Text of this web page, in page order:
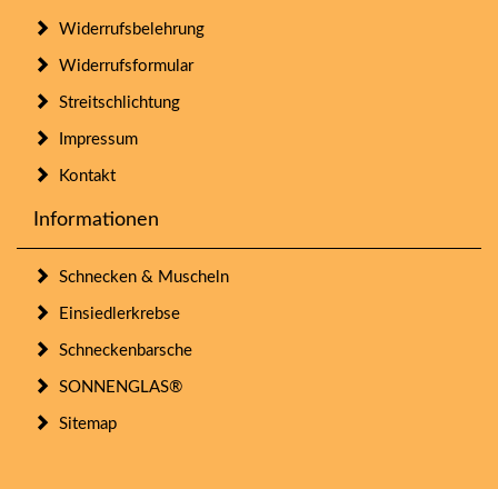
Widerrufsbelehrung
Widerrufsformular
Streitschlichtung
Impressum
Kontakt
Informationen
Schnecken & Muscheln
Einsiedlerkrebse
Schneckenbarsche
SONNENGLAS®
Sitemap